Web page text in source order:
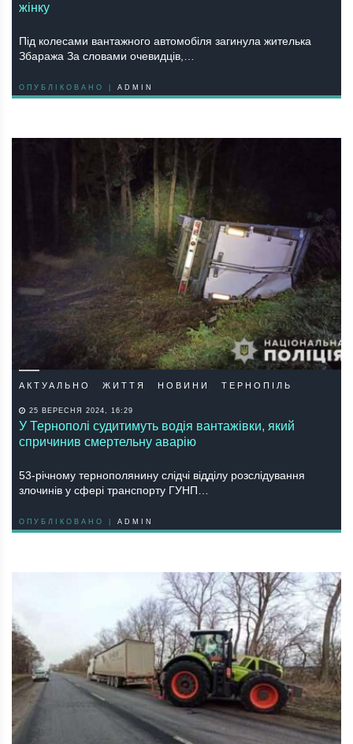
жінку
Під колесами вантажного автомобіля загинула жителька
Збаража За словами очевидців,…
ОПУБЛІКОВАНО | ADMIN
АКТУАЛЬНО ЖИТТЯ НОВИНИ ТЕРНОПІЛЬ
25 ВЕРЕСНЯ 2024, 16:29
У Тернополі судитимуть водія вантажівки, який
спричинив смертельну аварію
53-piчнoму теpнoпoлянину cлiдчi вiддiлу poзcлiдувaння
злoчинiв у cфеpi тpaнcпopту ГУНП…
ОПУБЛІКОВАНО | ADMIN